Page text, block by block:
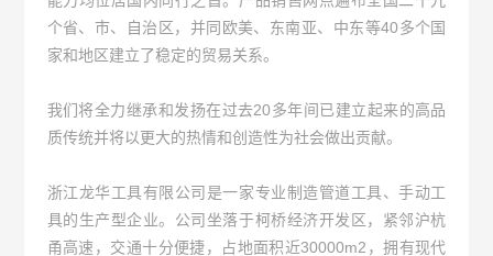
个省、市、自治区，并同欧美、东南亚、中东等40多个国
家和地区建立了稳定的贸易关系。
我们将全力继承和发扬在过去20多年间已建立起来的高品
质传统并将以更大的热情和创造性为社会做出贡献。
浙江龙华工具有限公司是一家专业制造管道工具、手动工
具的生产型企业。公司坐落于柯桥经济开发区，紧邻沪杭
甬高速，交通十分便捷，占地面积近30000m2，拥有现代